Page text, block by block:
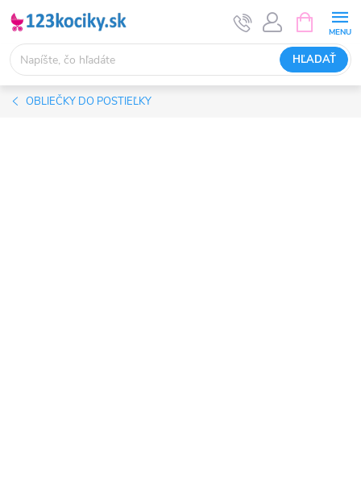
Prejsť
obsah
HĽADAŤ
KOŠÍK
OBLIEČKY DO POSTIEĽKY